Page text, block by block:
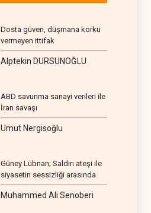
Dosta güven, düşmana korku
vermeyen ittifak
Alptekin DURSUNOĞLU
ABD savunma sanayi verileri ile
İran savaşı
Umut Nergisoğlu
Güney Lübnan; Saldırı ateşi ile
siyasetin sessizliği arasında
Muhammed Ali Senoberi